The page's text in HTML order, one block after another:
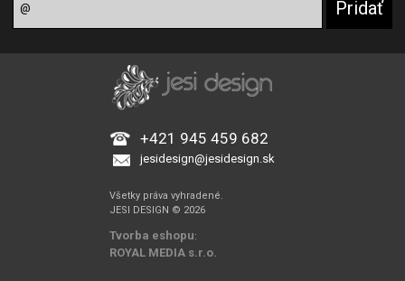
+421 945 459 682
jesidesign@jesidesign.sk
Všetky práva vyhradené.
JESI DESIGN © 2026
Tvorba eshopu:
ROYAL MEDIA s.r.o.